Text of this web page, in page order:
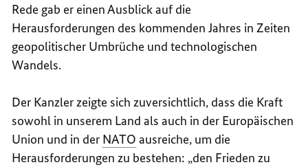
Rede gab er einen Ausblick auf die
Herausforderungen des kommenden Jahres in Zeiten
geopolitischer Umbrüche und technologischen
Wandels.
Der Kanzler zeigte sich zuversichtlich, dass die Kraft
sowohl in unserem Land als auch in der Europäischen
Union und in der NATO ausreiche, um die
Herausforderungen zu bestehen: „den Frieden zu